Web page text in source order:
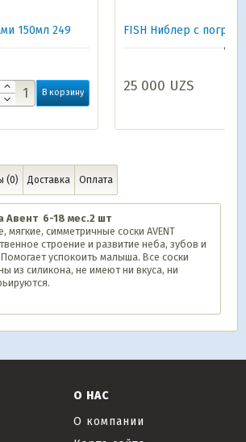
с погремушкой no.024
В корзину
(0) Доставка Оплата
Авент 6-18 мес.2 шт
мягкие, симметричные соски AVENT
строение и развитие неба, зубов и
успокоить малыша. Все соски
из силикона, не имеют ни вкуса, ни
О НАС
О компании